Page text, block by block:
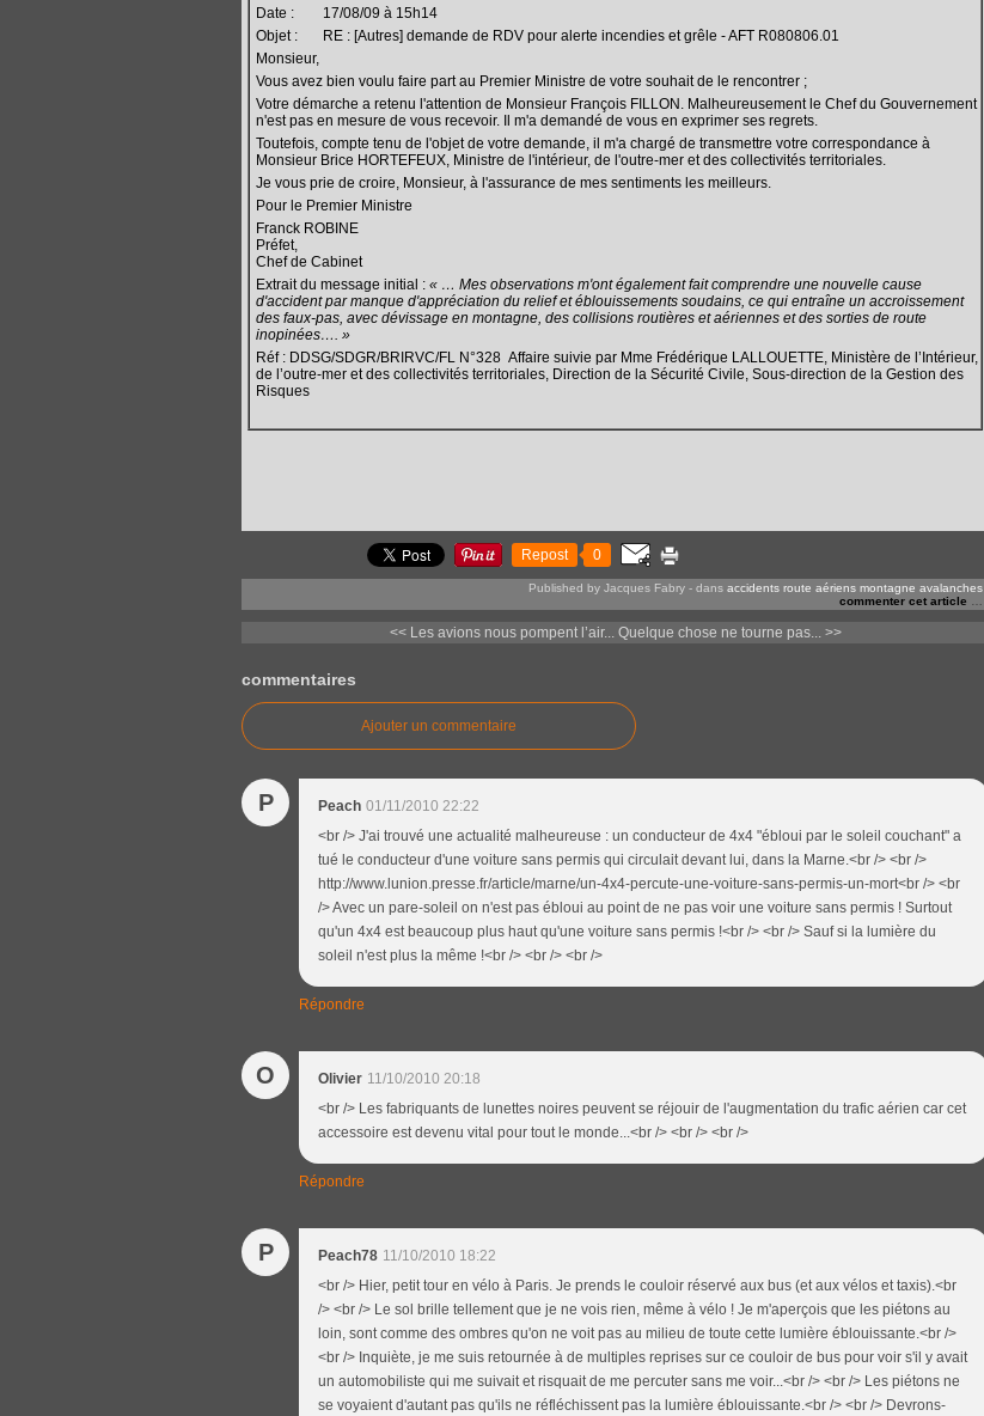
Date : 17/08/09 à 15h14
Objet : RE : [Autres] demande de RDV pour alerte incendies et grêle - AFT R080806.01
Monsieur,
Vous avez bien voulu faire part au Premier Ministre de votre souhait de le rencontrer ;
Votre démarche a retenu l'attention de Monsieur François FILLON. Malheureusement le Chef du Gouvernement
n'est pas en mesure de vous recevoir. Il m'a demandé de vous en exprimer ses regrets.
Toutefois, compte tenu de l'objet de votre demande, il m'a chargé de transmettre votre correspondance à
Monsieur Brice HORTEFEUX, Ministre de l'intérieur, de l'outre-mer et des collectivités territoriales.
Je vous prie de croire, Monsieur, à l'assurance de mes sentiments les meilleurs.
Pour le Premier Ministre
Franck ROBINE
Préfet,
Chef de Cabinet
Extrait du message initial : « … Mes observations m'ont également fait comprendre une nouvelle cause
d'accident par manque d'appréciation du relief et éblouissements soudains, ce qui entraîne un accroissement
des faux-pas, avec dévissage en montagne, des collisions routières et aériennes et des sorties de route
inopinées…. »
Réf : DDSG/SDGR/BRIRVC/FL N°328 Affaire suivie par Mme Frédérique LALLOUETTE, Ministère de l’Intérieur,
de l’outre-mer et des collectivités territoriales, Direction de la Sécurité Civile, Sous-direction de la Gestion des
Risques
Repost 0
Published by Jacques Fabry - dans accidents route aériens montagne avalanches
commenter cet article
<< Les avions nous pompent l’air... Quelque chose ne tourne pas... >>
commentaires
Ajouter un commentaire
P Peach 01/11/2010 22:22
<br /> J'ai trouvé une actualité malheureuse : un conducteur de 4x4 "ébloui par le soleil couchant" a
tué le conducteur d'une voiture sans permis qui circulait devant lui, dans la Marne.<br /> <br />
http://www.lunion.presse.fr/article/marne/un-4x4-percute-une-voiture-sans-permis-un-mort<br /> <br
/> Avec un pare-soleil on n'est pas ébloui au point de ne pas voir une voiture sans permis ! Surtout
qu'un 4x4 est beaucoup plus haut qu'une voiture sans permis !<br /> <br /> Sauf si la lumière du
soleil n'est plus la même !<br /> <br /> <br />
Répondre
O Olivier 11/10/2010 20:18
<br /> Les fabriquants de lunettes noires peuvent se réjouir de l'augmentation du trafic aérien car cet
accessoire est devenu vital pour tout le monde...<br /> <br /> <br />
Répondre
P Peach78 11/10/2010 18:22
<br /> Hier, petit tour en vélo à Paris. Je prends le couloir réservé aux bus (et aux vélos et taxis).<br
/> <br /> Le sol brille tellement que je ne vois rien, même à vélo ! Je m'aperçois que les piétons au
loin, sont comme des ombres qu'on ne voit pas au milieu de toute cette lumière éblouissante.<br />
<br /> Inquiète, je me suis retournée à de multiples reprises sur ce couloir de bus pour voir s'il y avait
un automobiliste qui me suivait et risquait de me percuter sans me voir...<br /> <br /> Les piétons ne
se voyaient d'autant pas qu'ils ne réfléchissent pas la lumière éblouissante.<br /> <br /> Devrons-